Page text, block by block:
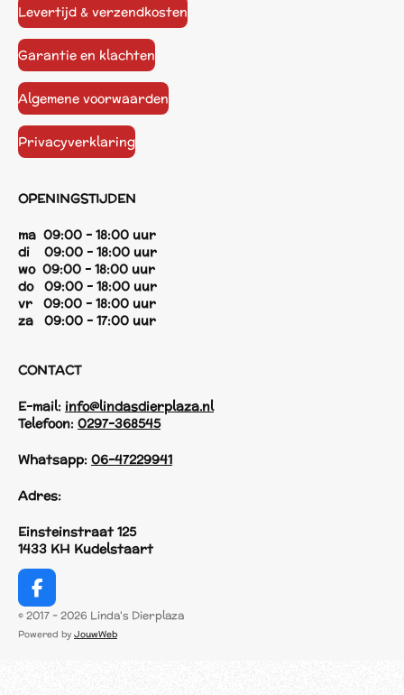
Levertijd & verzendkosten
Garantie en klachten
Algemene voorwaarden
Privacyverklaring
OPENINGSTIJDEN
ma 09:00 - 18:00 uur
di 09:00 - 18:00 uur
wo 09:00 - 18:00 uur
do 09:00 - 18:00 uur
vr 09:00 - 18:00 uur
za 09:00 - 17:00 uur
CONTACT
E-mail: info@lindasdierplaza.nl
Telefoon: 0297-368545
Whatsapp: 06-47229941
Adres:
Einsteinstraat 125
1433 KH Kudelstaart
F
a
c
© 2017 - 2026 Linda's Dierplaza
Powered by JouwWeb